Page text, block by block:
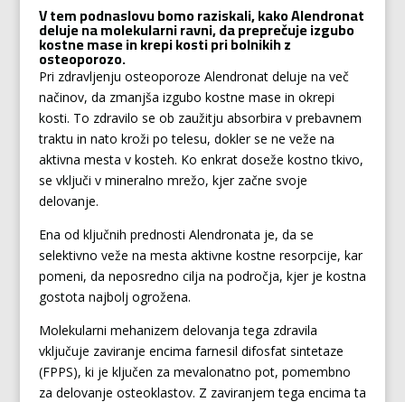
V tem podnaslovu bomo raziskali, kako Alendronat
deluje na molekularni ravni, da preprečuje izgubo
kostne mase in krepi kosti pri bolnikih z
osteoporozo.
Pri zdravljenju osteoporoze Alendronat deluje na več
načinov, da zmanjša izgubo kostne mase in okrepi
kosti. To zdravilo se ob zaužitju absorbira v prebavnem
traktu in nato kroži po telesu, dokler se ne veže na
aktivna mesta v kosteh. Ko enkrat doseže kostno tkivo,
se vključi v mineralno mrežo, kjer začne svoje
delovanje.
Ena od ključnih prednosti Alendronata je, da se
selektivno veže na mesta aktivne kostne resorpcije, kar
pomeni, da neposredno cilja na področja, kjer je kostna
gostota najbolj ogrožena.
Molekularni mehanizem delovanja tega zdravila
vključuje zaviranje encima farnesil difosfat sintetaze
(FPPS), ki je ključen za mevalonatno pot, pomembno
za delovanje osteoklastov. Z zaviranjem tega encima ta